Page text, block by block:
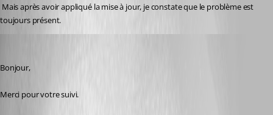
toujours présent.
Bonjour,
Merci pour votre suivi.